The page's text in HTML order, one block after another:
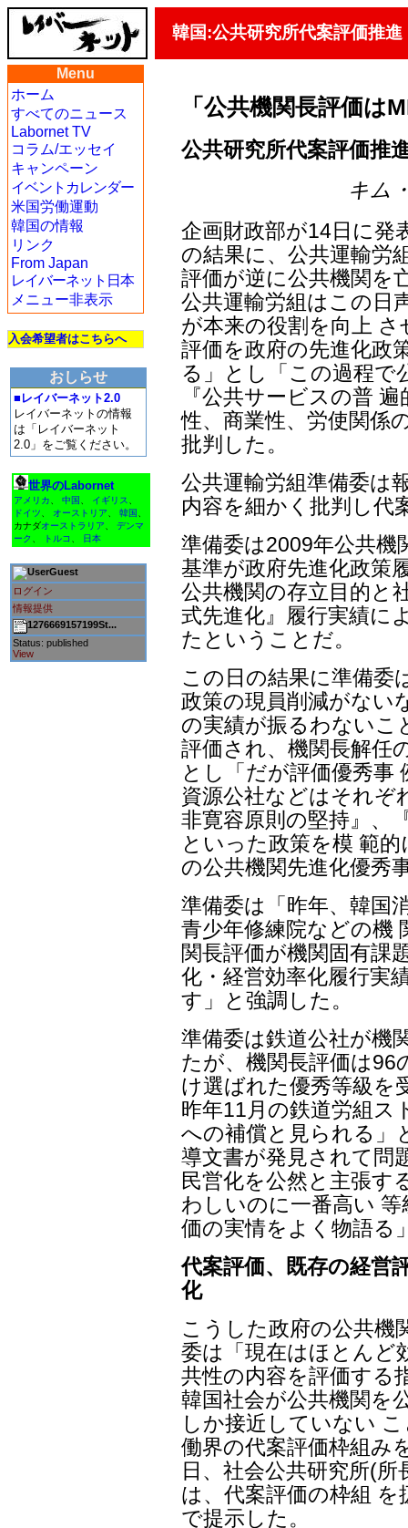
韓国:公共研究所代案評価推進
Menu
ホーム
すべてのニュース
Labornet TV
コラム/エッセイ
キャンペーン
イベントカレンダー
米国労働運動
韓国の情報
リンク
From Japan
レイバーネット日本
メニュー非表示
入会希望者はこちらへ
おしらせ
■レイバーネット2.0
レイバーネットの情報
は「レイバーネット
2.0」をご覧ください。
世界のLabornet
アメリカ 中国 イギリス
ドイツ
オーストリア 韓国
カナダオーストラリア
デンマ
ーク
トルコ 日本
Guest
ログイン
情報提供
1276669157199St...
Status: published
View
「公共機関長評価は
公共研究所代案評価推
キム
企画財政部が14日に発
の結果に、公共運輸労
評価が逆に公共機関を
公共運輸労組はこの日
が本来の役割を向上
評価を政府の先進化政
る」とし「この過程で
『公共サービスの普
性、商業性、労使関係
批判した。
公共運輸労組準備委は
内容を細かく批判し代
準備委は2009年公共機
基準が政府先進化政策
公共機関の存立目的と
式先進化』履行実績に
たということだ。
この日の結果に準備委
政策の現員削減がない
の実績が振るわないこ
評価され、機関長解任
とし「だが評価優秀事
資源公社などはそれぞ
非寛容原則の堅持』、
といった政策を模 範
の公共機関先進化優秀
準備委は「昨年、韓国
青少年修練院などの機
関長評価が機関固有課
化・経営効率化履行実
す」と強調した。
準備委は鉄道公社が機
たが、機関長評価は96
け選ばれた優秀等級を
昨年11月の鉄道労組ス
への補償と見られる」
導文書が発見されて問
民営化を公然と主張す
わしいのに一番高い
価の実情をよく物語る
代案評価、既存の経営
化
こうした政府の公共機
委は「現在はほとんど
共性の内容を評価する
韓国社会が公共機関を
しか接近していない
働界の代案評価枠組み
日、社会公共研究所(
は、代案評価の枠組
で提示した。